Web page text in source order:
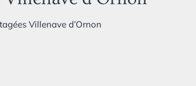
Villenave d’Ornon